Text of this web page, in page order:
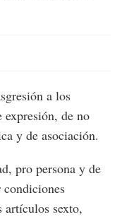
a los
expresión, de no
y de asociación.
pro persona y de
condiciones
artículos sexto,